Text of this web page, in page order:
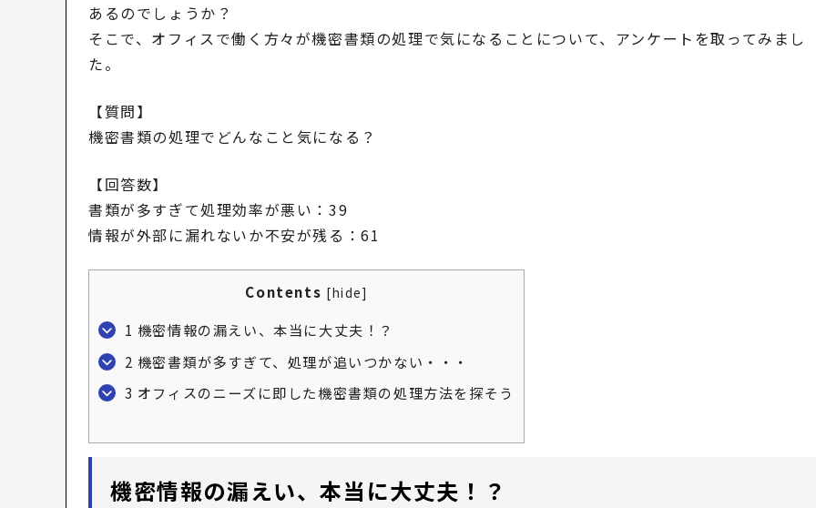
あるのでしょうか？
そこで、オフィスで働く方々が機密書類の処理で気になることについて、アンケートを取ってみまし
た。
【質問】
機密書類の処理でどんなこと気になる？
【回答数】
書類が多すぎて処理効率が悪い：39
情報が外部に漏れないか不安が残る：61
Contents [hide]
1 機密情報の漏えい、本当に大丈夫！？
2 機密書類が多すぎて、処理が追いつかない・・・
3 オフィスのニーズに即した機密書類の処理方法を探そう
機密情報の漏えい、本当に大丈夫！？